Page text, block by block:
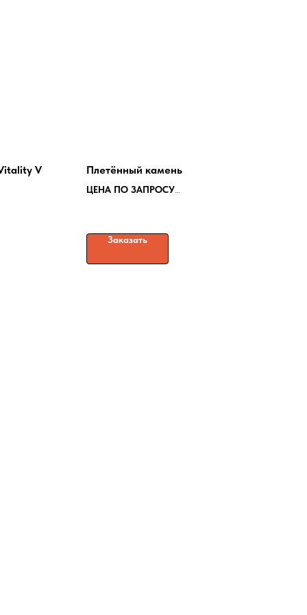
V
Плетённый камень
ЦЕНА ПО ЗАПРОСУ
Заказать